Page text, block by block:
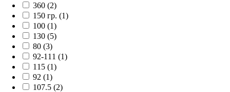
360 (2)
150 гр. (1)
100 (1)
130 (5)
80 (3)
92-111 (1)
115 (1)
92 (1)
107.5 (2)